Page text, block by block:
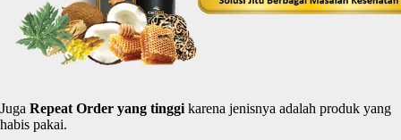
Juga Repeat Order yang tinggi karena jenisnya adalah produk yang
habis pakai.